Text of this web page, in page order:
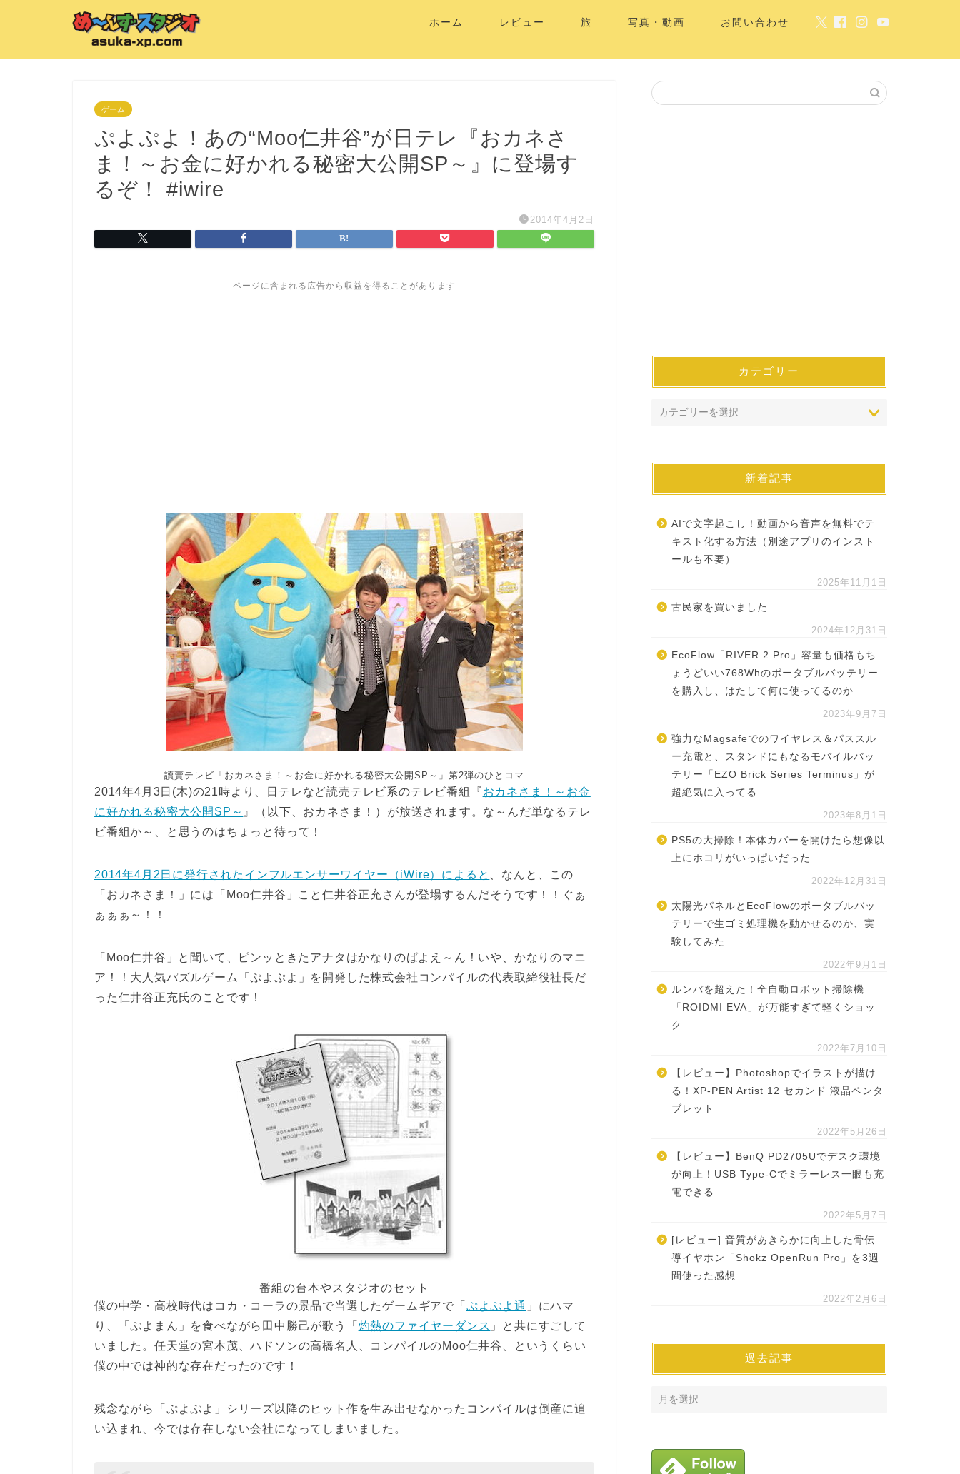
ホーム レビュー 旅 写真・動画 お問い合わせ
ゲーム
ぷよぷよ！あの“Moo仁井谷”が日テレ『おカネさ
ま！～お金に好かれる秘密大公開SP～』に登場す
るぞ！ #iwire
2014年4月2日
ページに含まれる広告から収益を得ることがあります
讀賣テレビ「おカネさま！～お金に好かれる秘密大公開SP～」第2弾のひとコマ
2014年4月3日(木)の21時より、日テレなど読売テレビ系のテレビ番組『おカネさま！～お金
に好かれる秘密大公開SP～ 』（以下、おカネさま！）が放送されます。な～んだ単なるテレ
ビ番組か～、と思うのはちょっと待って！
2014年4月2日に発行されたインフルエンサーワイヤー（iWire）によると
、なんと、この
「おカネさま！」には「Moo仁井谷」こと仁井谷正充さんが登場するんだそうです！！ぐぁ
ぁぁぁ～！！
「Moo仁井谷」と聞いて、ピンッときたアナタはかなりのばよえ～ん！いや、かなりのマニ
ア！！大人気パズルゲーム「ぷよぷよ」を開発した株式会社コンパイルの代表取締役社長だ
った仁井谷正充氏のことです！
番組の台本やスタジオのセット
僕の中学・高校時代はコカ・コーラの景品で当選したゲームギアで「 ぷよぷよ通 」にハマ
り、「ぷよまん」を食べながら田中勝己が歌う「 灼熱のファイヤーダンス 」と共にすごして
いました。任天堂の宮本茂、ハドソンの高橋名人、コンパイルのMoo仁井谷、というくらい
僕の中では神的な存在だったのです！
残念ながら「ぷよぷよ」シリーズ以降のヒット作を生み出せなかったコンパイルは倒産に追
い込まれ、今では存在しない会社になってしまいました。
カテゴリー
新着記事
AIで文字起こし！動画から音声を無料でテ
キスト化する方法（別途アプリのインスト
ールも不要）
2025年11月1日
古民家を買いました
2024年12月31日
EcoFlow「RIVER 2 Pro」容量も価格もち
ょうどいい768Whのポータブルバッテリー
を購入し、はたして何に使ってるのか
2023年9月7日
強力なMagsafeでのワイヤレス＆パススル
ー充電と、スタンドにもなるモバイルバッ
テリー「EZO Brick Series Terminus」が
超絶気に入ってる
2023年8月1日
PS5の大掃除！本体カバーを開けたら想像以
上にホコリがいっぱいだった
2022年12月31日
太陽光パネルとEcoFlowのポータブルバッ
テリーで生ゴミ処理機を動かせるのか、実
験してみた
2022年9月1日
ルンバを超えた！全自動ロボット掃除機
「ROIDMI EVA」が万能すぎて軽くショッ
ク
2022年7月10日
【レビュー】Photoshopでイラストが描け
る！XP-PEN Artist 12 セカンド 液晶ペンタ
ブレット
2022年5月26日
【レビュー】BenQ PD2705Uでデスク環境
が向上！USB Type-Cでミラーレス一眼も充
電できる
2022年5月7日
[レビュー] 音質があきらかに向上した骨伝
導イヤホン「Shokz OpenRun Pro」を3週
間使った感想
2022年2月6日
過去記事